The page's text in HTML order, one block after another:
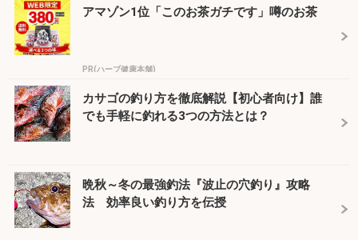
アマゾン1位「このお茶ガチです」噂のお茶
PR(ハーブ健康本舗)
カサゴの釣り方を徹底解説【初心者向け】誰
でも手軽に釣れる3つの方法とは？
晩秋～冬の最強釣法『波止の穴釣り』攻略
法 効率良い釣り方を伝授